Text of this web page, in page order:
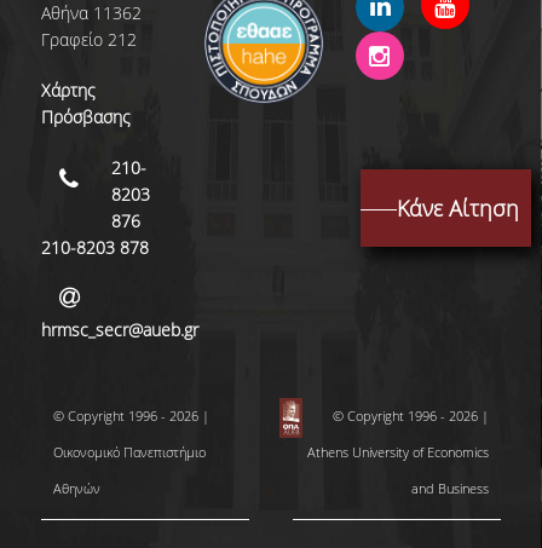
Κάνε Αίτηση
Αθήνα 11362
Γραφείο 212
Χάρτης
Πρόσβασης
210-
8203
876
210-8203 878
hrmsc_secr@aueb.gr
© Copyright 1996 - 2026 |
Οικονομικό Πανεπιστήμιο
Αθηνών
© Copyright 1996 - 2026 |
Athens University of Economics
and Business